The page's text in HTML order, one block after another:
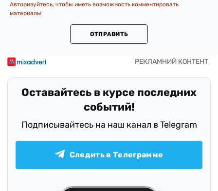
Авторизуйтесь, чтобы иметь возможность комментировать
материалы
ОТПРАВИТЬ
Оставайтесь в курсе последних
событий!
Подписывайтесь на наш канал в Telegram
Следить в Телеграмме